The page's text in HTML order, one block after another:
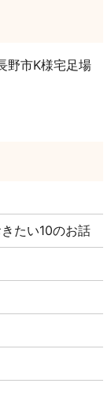
野市K様宅足場
たい10のお話